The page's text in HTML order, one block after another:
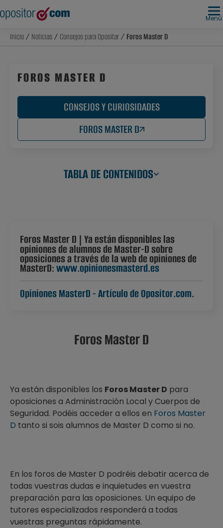
Menú
Inicio/ Noticias/ Consejos para Opositar/ Foros Master D
FOROS MASTER D
CONSEJOS Y CURIOSIDADES
FOROS MASTER D
TABLA DE CONTENIDOS
Foros Master D | Ya están disponibles las
opiniones de alumnos de Master-D sobre
oposiciones a través de la web de opiniones de
MasterD:www.opinionesmasterd.es
Opiniones MasterD - Artículo de Opositor.com.
Foros Master D
Ya están disponibles los Foros Master D para
oposiciones a Administración Local y Cuerpos de
Seguridad. Podéis acceder a ellos en Foros Master
D tanto si sois alumnos de Master D como si no.
En los foros de Master D podréis debatir acerca de
todas vuestras dudas e inquietudes en vuestra
preparación para las oposiciones. Un equipo de
tutores especializados responderá a todas
vuestras preguntas rápidamente.